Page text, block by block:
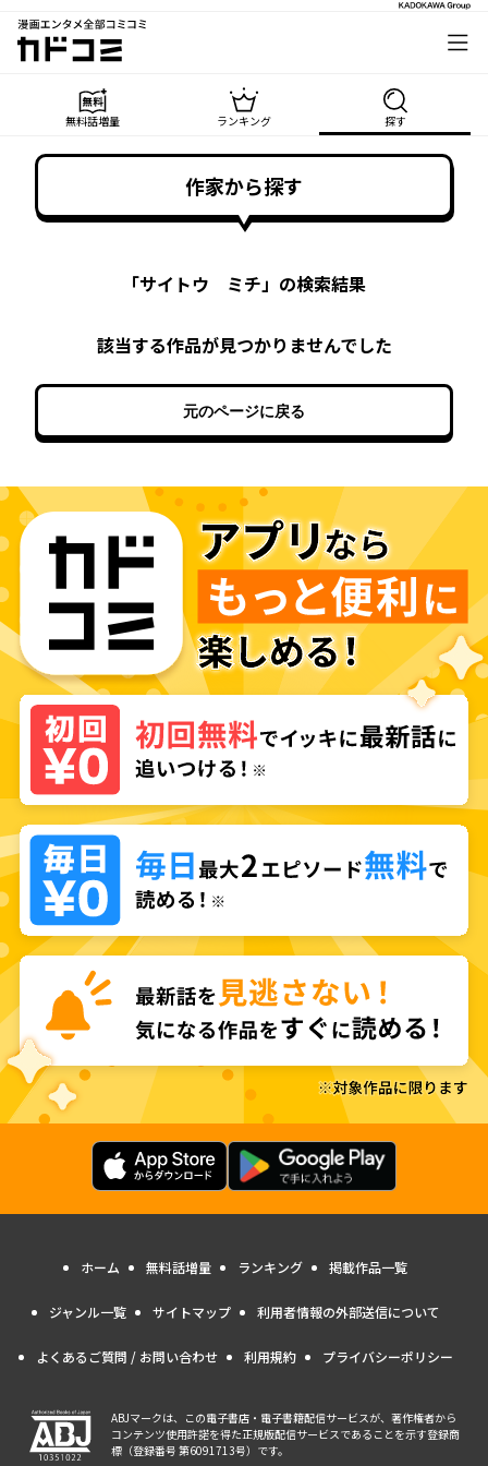
漫画エンタメ全部コミコミ
カドコミ
無料話増量 ランキング 探す
作家から探す
「サイトウ ミチ」の検索結果
該当する作品が見つかりませんでした
元のページに戻る
ホーム 無料話増量 ランキング 掲載作品一覧
ジャンル一覧 サイトマップ 利用者情報の外部送信について
よくあるご質問 / お問い合わせ 利用規約 プライバシーポリシー
ABJマークは、この電子書店・電子書籍配信サービスが、著作権者から
コンテンツ使用許諾を得た正規版配信サービスであることを示す登録商
標（登録番号 第6091713号）です。